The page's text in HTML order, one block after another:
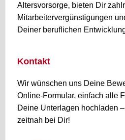
Altersvorsorge, bieten Dir
Mitarbeitervergünstigungen
Deiner beruflichen
Kontakt
Wir wünschen uns Deine
Online-Formular, einfach alle
Deine Unterlagen hochladen
zeitnah bei Dir!